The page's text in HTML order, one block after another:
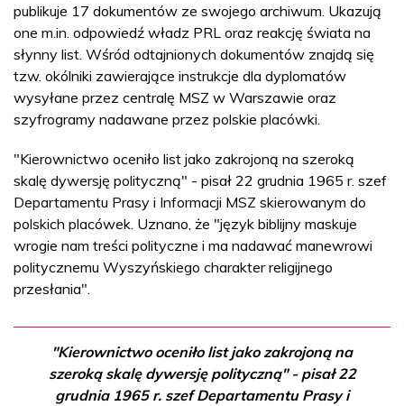
publikuje 17 dokumentów ze swojego archiwum. Ukazują
one m.in. odpowiedź władz PRL oraz reakcję świata na
słynny list. Wśród odtajnionych dokumentów znajdą się
tzw. okólniki zawierające instrukcje dla dyplomatów
wysyłane przez centralę MSZ w Warszawie oraz
szyfrogramy nadawane przez polskie placówki.
"Kierownictwo oceniło list jako zakrojoną na szeroką
skalę dywersję polityczną" - pisał 22 grudnia 1965 r. szef
Departamentu Prasy i Informacji MSZ skierowanym do
polskich placówek. Uznano, że "język biblijny maskuje
wrogie nam treści polityczne i ma nadawać manewrowi
politycznemu Wyszyńskiego charakter religijnego
przesłania".
"Kierownictwo oceniło list jako zakrojoną na
szeroką skalę dywersję polityczną" - pisał 22
grudnia 1965 r. szef Departamentu Prasy i